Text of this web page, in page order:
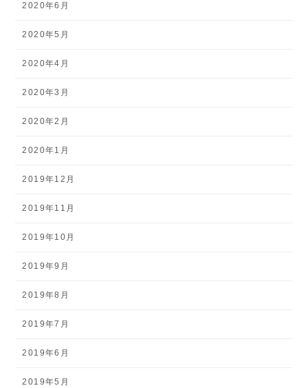
2020年6月
2020年5月
2020年4月
2020年3月
2020年2月
2020年1月
2019年12月
2019年11月
2019年10月
2019年9月
2019年8月
2019年7月
2019年6月
2019年5月